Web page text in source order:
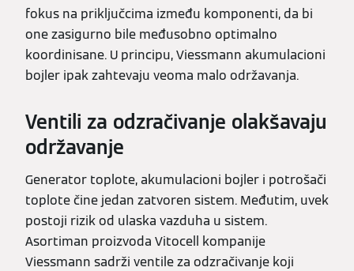
fokus na priključcima između komponenti, da bi
one zasigurno bile međusobno optimalno
koordinisane. U principu, Viessmann akumulacioni
bojler ipak zahtevaju veoma malo održavanja.
Ventili za odzračivanje olakšavaju
održavanje
Generator toplote, akumulacioni bojler i potrošači
toplote čine jedan zatvoren sistem. Međutim, uvek
postoji rizik od ulaska vazduha u sistem.
Asortiman proizvoda Vitocell kompanije
Viessmann sadrži ventile za odzračivanje koji